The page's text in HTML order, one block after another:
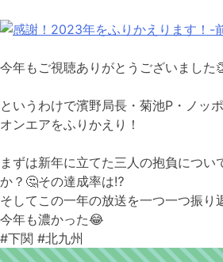
今年もご視聴ありがとうございました
というわけで濱野局長・菊池P・ノッ
オンエアをふりかえり！
まずは新年に立てた三人の抱負につい
か？ 🤔その達成率は⁉
そしてこの一年の放送を一つ一つ振り
今年も濃かった😂
#下関 #北九州